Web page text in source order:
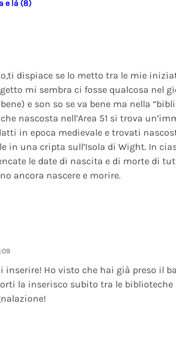
e là (8)
dispiace se lo metto tra le mie
mi sembra ci fosse qualcosa nel
e son so se va bene ma nella
nascosta nell’Area 51 si trova
in epoca medievale e trovati
in una cripta sull’Isola di Wight. In
le date di nascita e di morte di
ancora nascere e morire.
inserire! Ho visto che hai già preso il
la inserisco subito tra le